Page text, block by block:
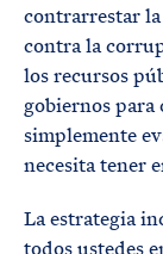
contrarrestar
contra la
los recursos
gobiernos
simplemente
necesita tener
La estrategia
todos ustedes